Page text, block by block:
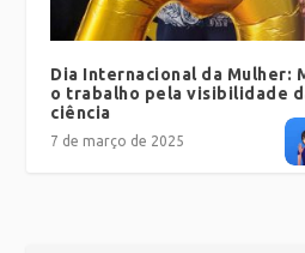
Dia Internacional da Mulher:
o trabalho pela visibilidade
ciência
7 de março de 2025